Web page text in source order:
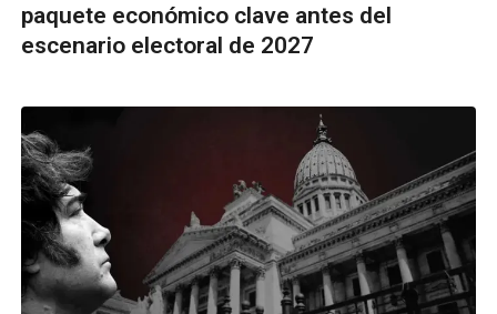
paquete económico clave antes del
escenario electoral de 2027